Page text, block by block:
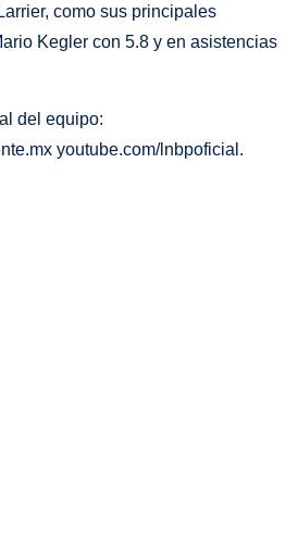
como sus principales
Kegler con 5.8 y en asistencias
del equipo:
youtube.com/lnbpoficial.